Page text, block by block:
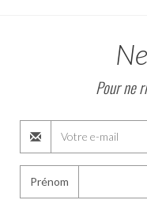
Pour ne
Prénom